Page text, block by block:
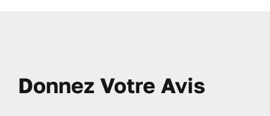
Donnez Votre Avis